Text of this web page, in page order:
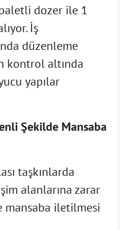
dozer ile 1
İş
düzenleme
kontrol altında
yapılar
Şekilde Mansaba
taşkınlarda
alanlarına zarar
mansaba iletilmesi